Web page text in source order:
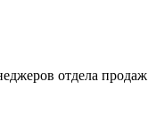
отдела продаж